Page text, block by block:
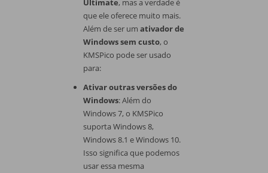
Ultimate, mas a verdade é
que ele oferece muito mais.
Além de ser um ativador de
Windows sem custo, o
KMSPico pode ser usado
para:
Ativar outras versões do
Windows: Além do
Windows 7, o KMSPico
suporta Windows 8,
Windows 8.1 e Windows 10.
Isso significa que podemos
usar essa mesma